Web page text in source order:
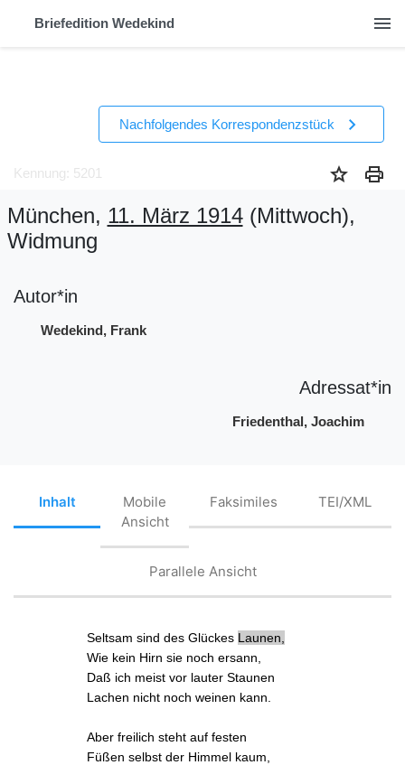
Briefedition Wedekind menu
Nachfolgendes Korrespondenzstück chevron_right
Kennung: 5201 star print
München, 11. März 1914(Mittwoch),
Widmung
Autor*in
Wedekind, Frank
Adressat*in
Friedenthal, Joachim
Inhalt
Mobile
Ansicht
Faksimiles TEI/XML
Parallele Ansicht
Seltsam sind des Glückes Launen
Wie kein Hirn sie noch ersann,
Daß ich meist vor lauter Staunen
Lachen nicht noch weinen kann.
Aber freilich steht auf festen
Füßen selbst der Himmel kaum,